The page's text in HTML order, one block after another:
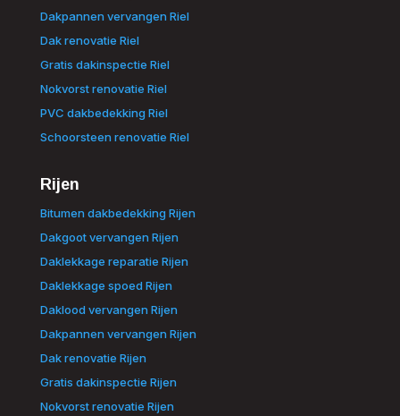
Dakpannen vervangen Riel
Dak renovatie Riel
Gratis dakinspectie Riel
Nokvorst renovatie Riel
PVC dakbedekking Riel
Schoorsteen renovatie Riel
Rijen
Bitumen dakbedekking Rijen
Dakgoot vervangen Rijen
Daklekkage reparatie Rijen
Daklekkage spoed Rijen
Daklood vervangen Rijen
Dakpannen vervangen Rijen
Dak renovatie Rijen
Gratis dakinspectie Rijen
Nokvorst renovatie Rijen